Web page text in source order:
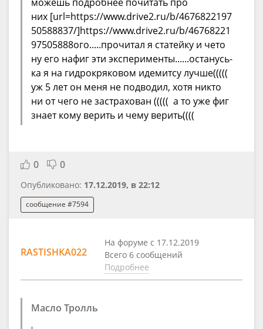
них [url=https://www.drive2.ru/b/4676822197
50588837/]https://www.drive2.ru/b/46768221
97505888ого.....прочитал я статейку и чето
ну его нафиг эти эксперименты......останусь-
ка я на гидрокряковом идемитсу лучше(((((
уж 5 лет он меня не подводил, хотя никто
ни от чего не застрахован ((((( а то уже фиг
знает кому верить и чему верить((((
0 0
Опубликовано: 17.12.2019, в 22:12
сообщение #7594
RASTISHKA022
На форуме с 17.12.2019
Всего 6 сообщений
Подробнее
Масло Тролль